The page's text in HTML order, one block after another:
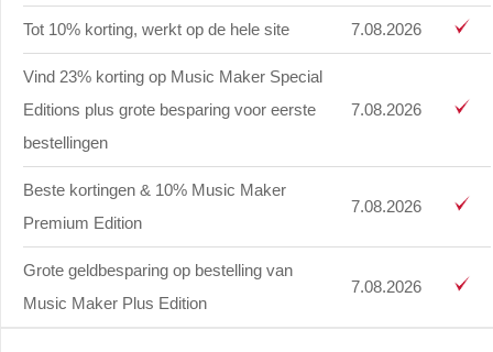
Tot 10% korting, werkt op de hele site 7.08.2026
Vind 23% korting op Music Maker Special
Editions plus grote besparing voor eerste
bestellingen
7.08.2026
Beste kortingen & 10% Music Maker
Premium Edition
7.08.2026
Grote geldbesparing op bestelling van
Music Maker Plus Edition
7.08.2026